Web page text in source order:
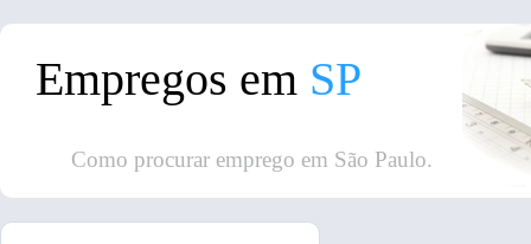
Empregos em SP
Como procurar emprego em São Paulo.